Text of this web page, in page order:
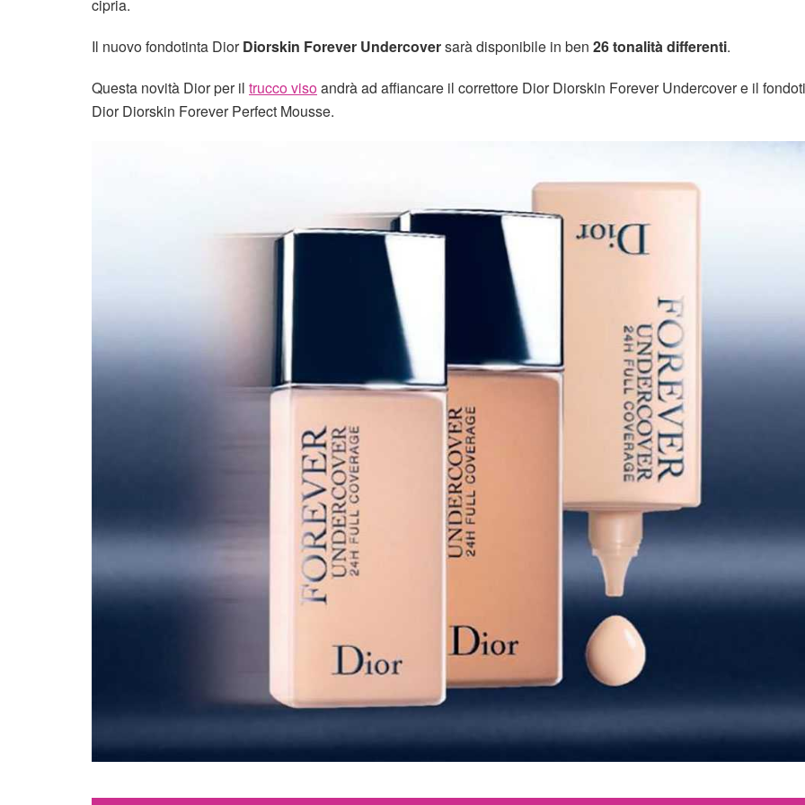
cipria.
Il nuovo fondotinta DiorDiorskin Forever Undercoversarà disponibile in ben 26 tonalità differenti.
Questa novità Dior per il trucco visoandrà ad affiancare il correttore Dior Diorskin Forever Undercover e il
Dior Diorskin Forever Perfect Mousse.